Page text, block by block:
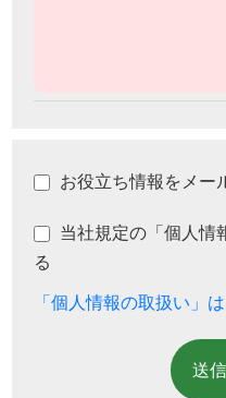
お役立ち情報をメー
当社規定の「個人情
る
「個人情報の取扱い」